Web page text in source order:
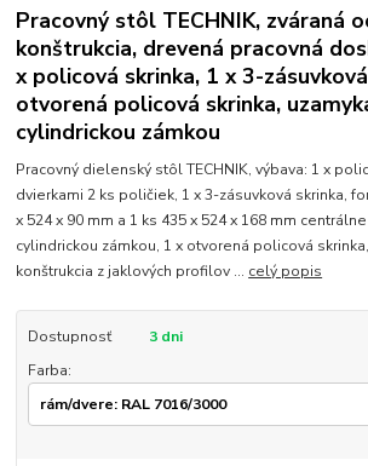
Pracovný stôl TECHNIK, zváraná
konštrukcia, drevená pracovná
x policová skrinka, 1 x 3-
otvorená policová skrinka,
cylindrickou zámkou
Pracovný dielenský stôl TECHNIK, výbava: 1 x
dvierkami 2 ks poličiek, 1 x 3-zásuvková skrinka,
x 524 x 90 mm a 1 ks 435 x 524 x 168 mm
cylindrickou zámkou, 1 x otvorená policová
konštrukcia z jaklových profilov ... celý popis
Dostupnosť
3 dni
Farba: